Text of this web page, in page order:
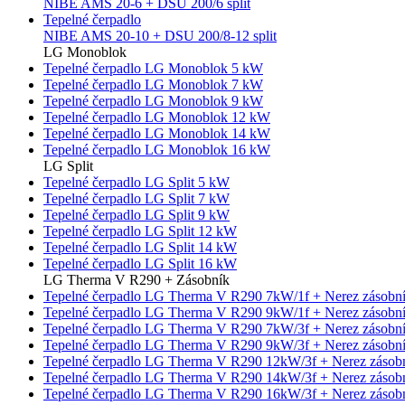
NIBE AMS 20-6 + DSU 200/6 split
Tepelné čerpadlo
NIBE AMS 20-10 + DSU 200/8-12 split
LG Monoblok
Tepelné čerpadlo LG Monoblok 5 kW
Tepelné čerpadlo LG Monoblok 7 kW
Tepelné čerpadlo LG Monoblok 9 kW
Tepelné čerpadlo LG Monoblok 12 kW
Tepelné čerpadlo LG Monoblok 14 kW
Tepelné čerpadlo LG Monoblok 16 kW
LG Split
Tepelné čerpadlo LG Split 5 kW
Tepelné čerpadlo LG Split 7 kW
Tepelné čerpadlo LG Split 9 kW
Tepelné čerpadlo LG Split 12 kW
Tepelné čerpadlo LG Split 14 kW
Tepelné čerpadlo LG Split 16 kW
LG Therma V R290 + Zásobník
Tepelné čerpadlo LG Therma V R290 7kW/1f + Nerez
Tepelné čerpadlo LG Therma V R290 9kW/1f + Nerez
Tepelné čerpadlo LG Therma V R290 7kW/3f + Nerez
Tepelné čerpadlo LG Therma V R290 9kW/3f + Nerez
Tepelné čerpadlo LG Therma V R290 12kW/3f + Nerez
Tepelné čerpadlo LG Therma V R290 14kW/3f + Nerez
Tepelné čerpadlo LG Therma V R290 16kW/3f + Nerez